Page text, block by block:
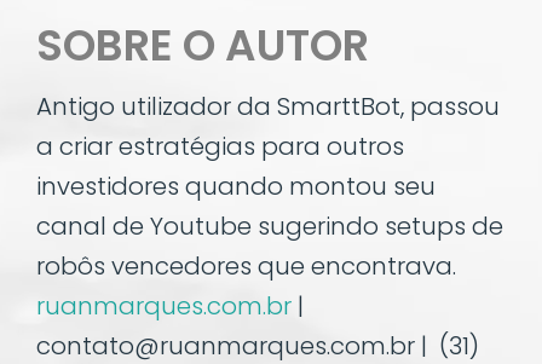
SOBRE O AUTOR
Antigo utilizador da SmarttBot, passou
a criar estratégias para outros
investidores quando montou seu
canal de Youtube sugerindo setups de
robôs vencedores que encontrava.
ruanmarques.com.br |
contato@ruanmarques.com.br | (31)